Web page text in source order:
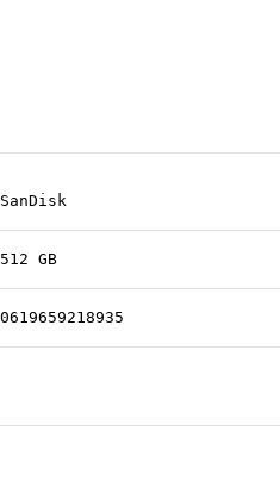
SanDisk
512 GB
0619659218935